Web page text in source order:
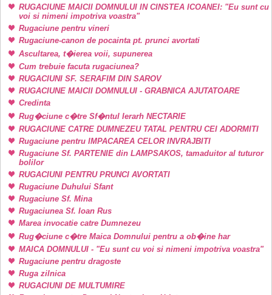
RUGACIUNE MAICII DOMNULUI IN CINSTEA ICOANEI: "Eu sunt cu
voi si nimeni impotriva voastra"
Rugaciune pentru vineri
Rugaciune-canon de pocainta pt. prunci avortati
Ascultarea, t�ierea voii, supunerea
Cum trebuie facuta rugaciunea?
RUGACIUNI SF. SERAFIM DIN SAROV
RUGACIUNE MAICII DOMNULUI - GRABNICA AJUTATOARE
Credinta
Rug�ciune c�tre Sf�ntul Ierarh NECTARIE
RUGACIUNE CATRE DUMNEZEU TATAL PENTRU CEI ADORMITI
Rugaciune pentru IMPACAREA CELOR INVRAJBITI
Rugaciune Sf. PARTENIE din LAMPSAKOS, tamaduitor al tuturor
bolilor
RUGACIUNI PENTRU PRUNCI AVORTATI
Rugaciune Duhului Sfant
Rugaciune Sf. Mina
Rugaciunea Sf. Ioan Rus
Marea invocatie catre Dumnezeu
Rug�ciune c�tre Maica Domnului pentru a ob�ine har
MAICA DOMNULUI - "Eu sunt cu voi si nimeni impotriva voastra"
Rugaciune pentru dragoste
Ruga zilnica
RUGACIUNI DE MULTUMIRE